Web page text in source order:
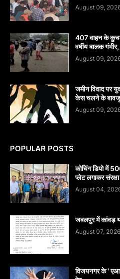
August 09,
407 वाहन के
वर्षीय बालक
August 09,
जमीन विवाद पर
केस चलने के
August 09,
POPULAR POSTS
कोचिंग डिपो में
प्लेट लगाकर
August 04,
जबलपुर में कांवड़
August 07, 2026
विजयनगर के '